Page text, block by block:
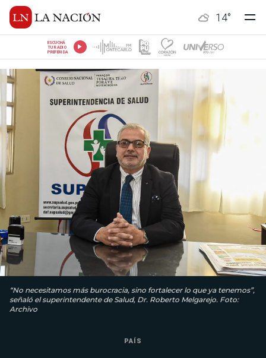
14°
ESCUCHÁ
TU RADIO
PREFERIDA
“No necesitamos más burocracia, sino fortalecer lo que ya tenemos”,
señaló el superintendente de Salud, Dr. Roberto Melgarejo. Foto:
Archivo
PAÍS